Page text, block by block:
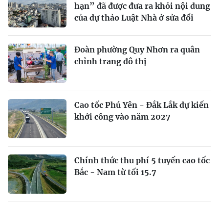
hạn” đã được đưa ra khỏi nội dung
của dự thảo Luật Nhà ở sửa đổi
Đoàn phường Quy Nhơn ra quân
chỉnh trang đô thị
Cao tốc Phú Yên - Đắk Lắk dự kiến
khởi công vào năm 2027
Chính thức thu phí 5 tuyến cao tốc
Bắc - Nam từ tối 15.7